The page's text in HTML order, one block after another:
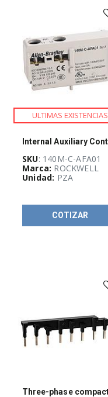
ULTIMAS EXISTENCIAS
SKU: 140M-C-AFA01
Marca: ROCKWELL
Unidad: PZA
COTIZAR